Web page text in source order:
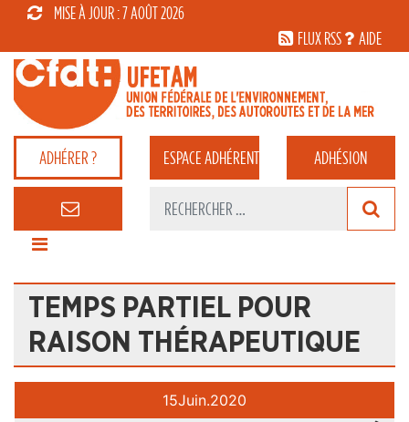
MISE À JOUR : 7 AOÛT 2026
FLUX RSS
AIDE
ADHÉRER ? ESPACEADHÉRENT ADHÉSION
TEMPS PARTIEL POUR
RAISON THÉRAPEUTIQUE
15Juin.2020